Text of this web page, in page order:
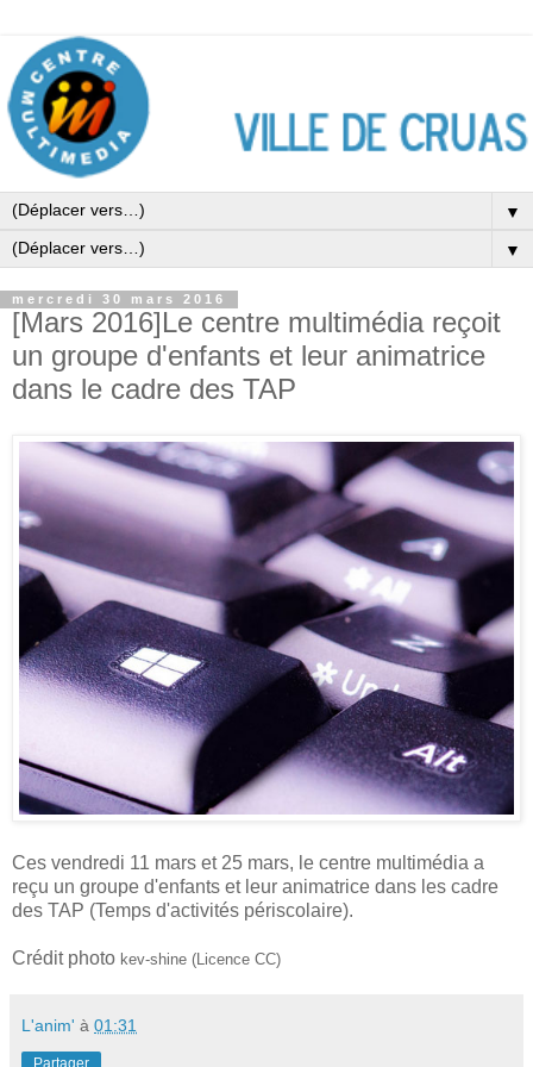
▼
▼
mercredi 30 mars 2016
[Mars 2016]Le centre multimédia reçoit
un groupe d'enfants et leur animatrice
dans le cadre des TAP
Ces vendredi 11 mars et 25 mars, le centre multimédia a
reçu un groupe d'enfants et leur animatrice dans les cadre
des TAP (Temps d'activités périscolaire).
Crédit photo kev-shine (Licence CC)
L'anim' à 01:31
Partager